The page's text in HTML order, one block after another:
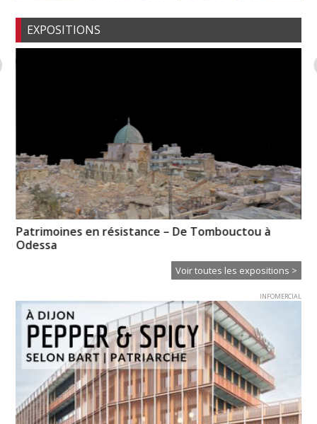
EXPOSITIONS
Patrimoines en résistance – De Tombouctou à
Odessa
Voir toutes les expositions >
INFOMERCIAL